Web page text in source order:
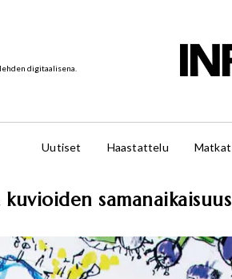
digitaalisena.
Uutiset Haastattelu Matkat
samanaikaisuus